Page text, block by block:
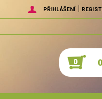
PŘIHLÁŠENÍ |
0